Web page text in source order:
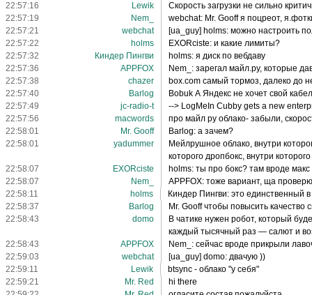
22:57:16
Lewik
Скорость загрузки не сильно
22:57:19
Nem_
webchat: Mr. Gooff я поцреот,
22:57:21
webchat
[ua_guy] holms: можно настроить
22:57:22
holms
EXORciste: и какие лимиты?
22:57:32
Киндер Пингви
holms: я диск по вебдаву
22:57:36
APPFOX
Nem_: зарегал майл.ру, которые
22:57:38
chazer
box.com самый тормоз, далеко до
22:57:40
Barlog
Bobuk А Яндекс не хочет свой
22:57:49
jc-radio-t
--> LogMeIn Cubby gets a new
22:57:56
macwords
про майл ру облако- забыли,
22:58:01
Mr. Gooff
Barlog: а зачем?
22:58:01
yadummer
Мейлрушное облако, внутри
которого дропбокс, внутри
22:58:07
EXORciste
holms: ты про бокс? там вроде
22:58:07
Nem_
APPFOX: тоже вариант, ща проверю
22:58:11
holms
Киндер Пингви: это единственный
22:58:37
Barlog
Mr. Gooff чтобы повысить качество
22:58:43
domo
В чатике нужен робот, который
каждый тысячный раз — салют и
22:58:43
APPFOX
Nem_: сейчас вроде прикрыли
22:59:03
webchat
[ua_guy] domo: двачую ))
22:59:11
Lewik
btsync - облако "у себя"
22:59:21
Mr. Red
hi there